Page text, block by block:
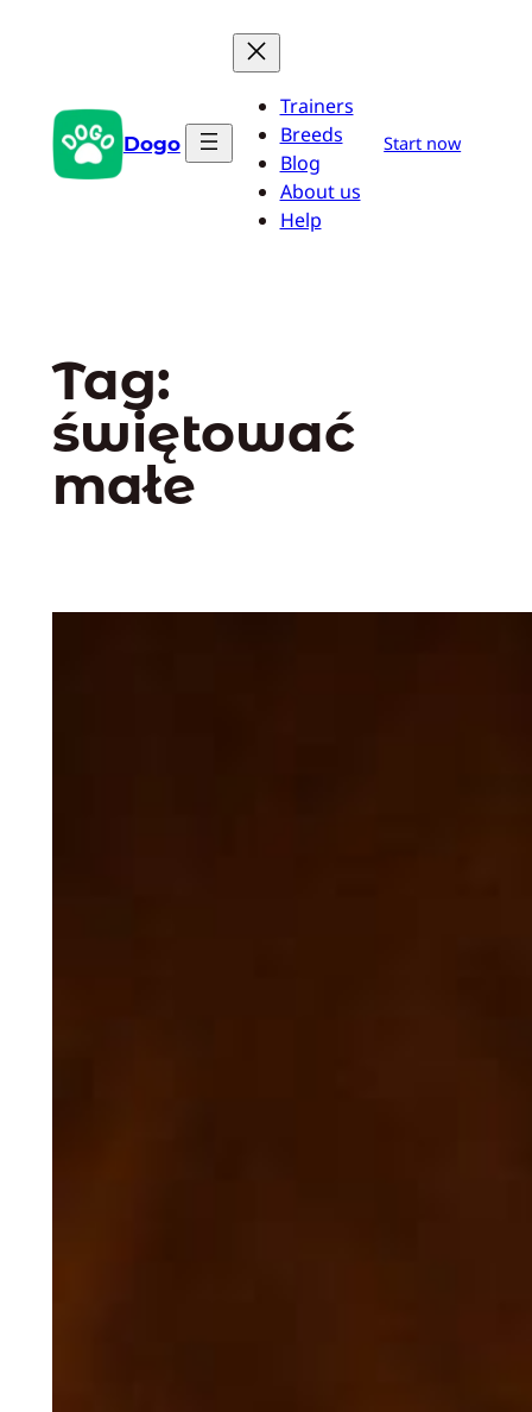
Dogo
Trainers
Breeds
Blog
About us
Help
Start now
Tag:
świętować
małe